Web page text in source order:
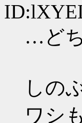
…ど
しの
ワシ